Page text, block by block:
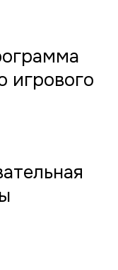
игрового